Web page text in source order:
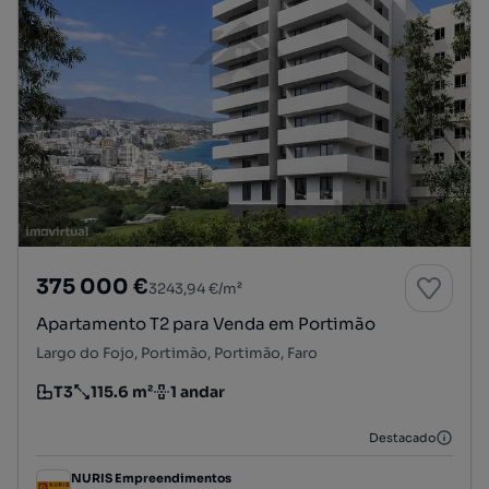
375 000 €3243,94 €/m²
Apartamento T2 para Venda em Portimão
Largo do Fojo, Portimão, Portimão, Faro
Tipologia
T3
Preço por metro quadrado
115.6 m²
Andar 1 andar
Destacado
NURIS Empreendimentos